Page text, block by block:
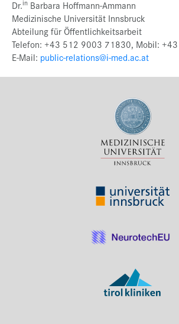
Dr.in Barbara Hoffmann-Ammann
Medizinische Universität Innsbruck
Abteilung für Öffentlichkeitsarbeit
Telefon: +43 512 9003 71830, Mobil:
E-Mail: public-relations@i-med.ac.at